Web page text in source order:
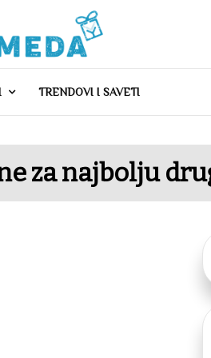
TRENDOVI I SAVETI
za najbolju